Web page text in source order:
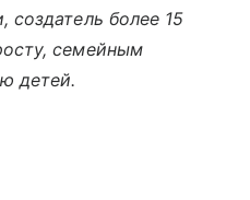
создатель более 15
семейным
детей.